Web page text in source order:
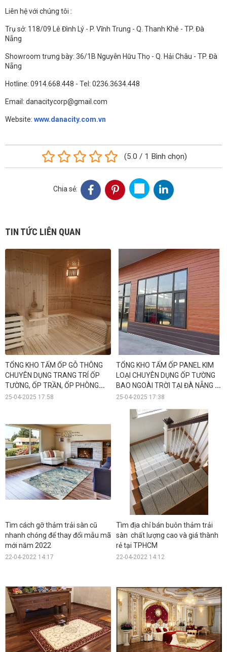
Liên hệ với chúng tôi :
Trụ sở: 118/09 Lê Đình Lý - P. Vĩnh Trung - Q. Thanh Khê - TP. Đà
Nẵng
Showroom trưng bày: 36/1B Nguyễn Hữu Thọ - Q. Hải Châu - TP. Đà
Nẵng
Hotline: 0914.668.448 - Tel: 0236.3634.448
Email: danacitycorp@gmail.com
Website: www.danacity.com.vn
(5.0 / 1 Bình chọn)
Chia sẻ:
TIN TỨC LIÊN QUAN
TỔNG KHO TẤM ỐP GỖ THÔNG
CHUYÊN DỤNG TRANG TRÍ ỐP
TƯỜNG, ỐP TRẦN, ỐP PHÒNG
SÔNG HƠI, SPA TẠI ĐÀ NẴNG -
25-04-2025 17:58
TỔNG KHO TẤM ỐP PANEL KIM
LOẠI CHUYÊN DỤNG ỐP TƯỜNG
BAO NGOÀI TRỜI TẠI ĐÀ NẴNG -
HỒ CHÍ MINH - HÀ NỘI
25-04-2025 17:38
Tìm cách gỡ thảm trải sàn cũ
nhanh chóng để thay đổi mẫu mã
mới năm 2022
22-04-2022 14:17
Tìm địa chỉ bán buôn thảm trải
sàn chất lượng cao và giá thành
rẻ tại TPHCM
22-04-2022 14:12